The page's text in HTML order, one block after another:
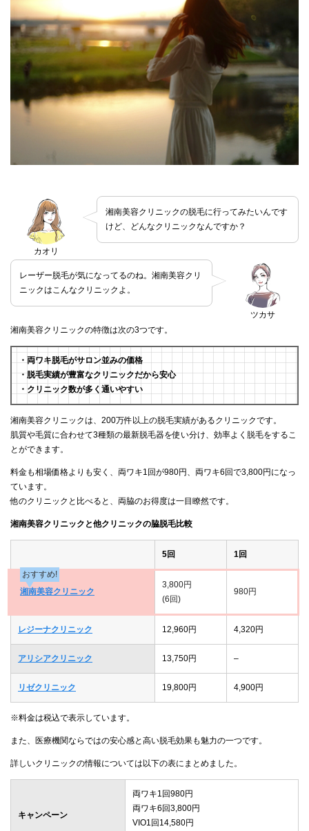
カオリ
湘南美容クリニックの脱毛に行ってみたいんです
けど、どんなクリニックなんですか？
ツカサ
レーザー脱毛が気になってるのね。湘南美容クリ
ニックはこんなクリニックよ。
湘南美容クリニックの特徴は次の3つです。
・両ワキ脱毛がサロン並みの価格
・脱毛実績が豊富なクリニックだから安心
・クリニック数が多く通いやすい
湘南美容クリニックは、200万件以上の脱毛実績があるクリニックです。
肌質や毛質に合わせて3種類の最新脱毛器を使い分け、効率よく脱毛をするこ
とができます。
料金も相場価格よりも安く、両ワキ1回が980円、両ワキ6回で3,800円になっ
ています。
他のクリニックと比べると、両脇のお得度は一目瞭然です。
湘南美容クリニックと他クリニックの脇脱毛比較
5回 1回
おすすめ!
湘南美容クリニック
3,800円
(6回)
980円
レジーナクリニック 12,960円 4,320円
アリシアクリニック 13,750円 –
リゼクリニック 19,800円 4,900円
※料金は税込で表示しています。
また、医療機関ならではの安心感と高い脱毛効果も魅力の一つです。
詳しいクリニックの情報については以下の表にまとめました。
キャンペーン
両ワキ1回980円
両ワキ6回3,800円
VIO1回14,580円